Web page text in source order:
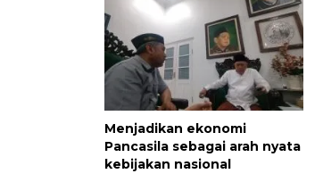
Menjadikan ekonomi
Pancasila sebagai arah nyata
kebijakan nasional